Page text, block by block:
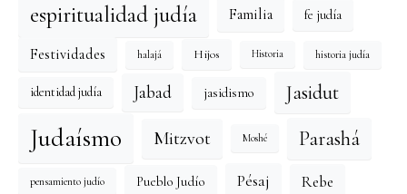
espiritualidad judía Familia fe judía
Festividades halajá Hijos Historia historia judía
identidad judía Jabad jasidismo Jasidut
Judaísmo Mitzvot Moshé Parashá
pensamiento judío Pueblo Judío Pésaj Rebe